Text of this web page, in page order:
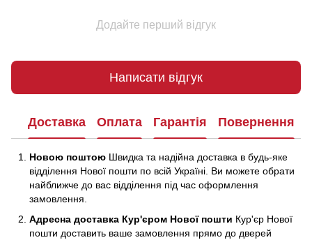
Додайте перший відгук
Написати відгук
Доставка Оплата Гарантія Повернення
Новою поштою Швидка та надійна доставка в будь-яке
відділення Нової пошти по всій Україні. Ви можете обрати
найближче до вас відділення під час оформлення
замовлення.
Адресна доставка Кур'єром Нової пошти Кур'єр Нової
пошти доставить ваше замовлення прямо до дверей